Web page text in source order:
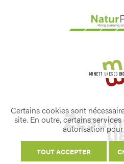
Certains cookies sont
site. En outre, certains
autorisation
TOUT ACCEPTER